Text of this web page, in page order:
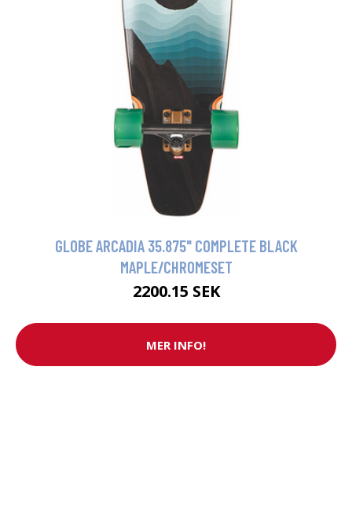
GLOBE ARCADIA 35.875" COMPLETE BLACK
MAPLE/CHROMESET
2200.15 SEK
MER INFO!